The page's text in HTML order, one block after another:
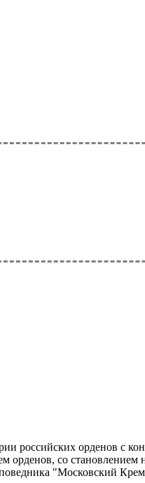
российских орденов с
со
"Московский